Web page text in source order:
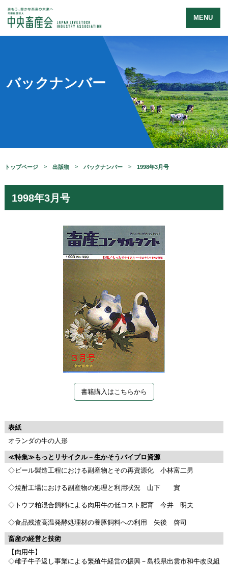
MENU
バックナンバー
トップページ 出版物 バックナンバー 1998年3月号
1998年3月号
書籍購入はこちらから
表紙
オランダの牛の人形
≪特集≫もっとリサイクル－生かそうバイプロ資源
◇ビール製造工程における副産物とその再資源化 小林富二男
◇焼酎工場における副産物の処理と利用状況 山下 實
◇トウフ粕混合飼料による肉用牛の低コスト肥育 今井 明夫
◇食品残渣高温発酵処理材の養豚飼料への利用 矢後 啓司
畜産の経営と技術
【肉用牛】
◇雌子牛子返し事業による繁殖牛経営の振興－島根県出雲市和牛改良組